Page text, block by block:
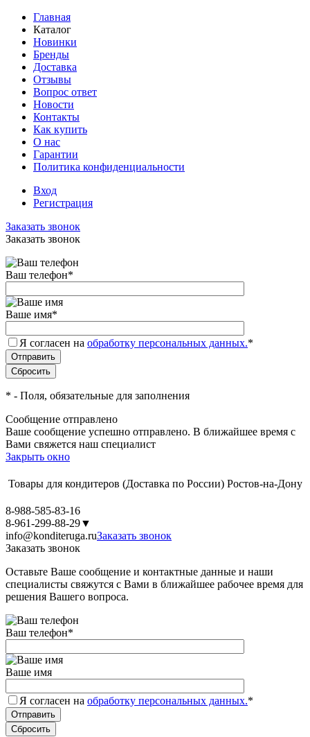
Главная
Каталог
Новинки
Бренды
Доставка
Отзывы
Вопрос ответ
Новости
Контакты
Как купить
О нас
Гарантии
Политика конфиденциальности
Вход
Регистрация
Заказать звонок
Заказать звонок
Ваш телефон*
Ваше имя*
Я согласен на обработку персональных данных.*
* - Поля, обязательные для заполнения
Сообщение отправлено
Ваше сообщение успешно отправлено. В ближайшее время с
Вами свяжется наш специалист
Закрыть окно
Товары для кондитеров (Доставка по России) Ростов-на-Дону
8-988-585-83-16
8-961-299-88-29▼
info@konditeruga.ruЗаказать звонок
Заказать звонок
Оставьте Ваше сообщение и контактные данные и наши
специалисты свяжутся с Вами в ближайшее рабочее время для
решения Вашего вопроса.
Ваш телефон*
Ваше имя
Я согласен на обработку персональных данных.*